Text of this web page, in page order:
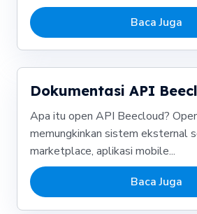
Baca Juga
Dokumentasi API
Apa itu open API Beecloud?
memungkinkan sistem eksternal
marketplace, aplikasi mobile...
Baca Juga